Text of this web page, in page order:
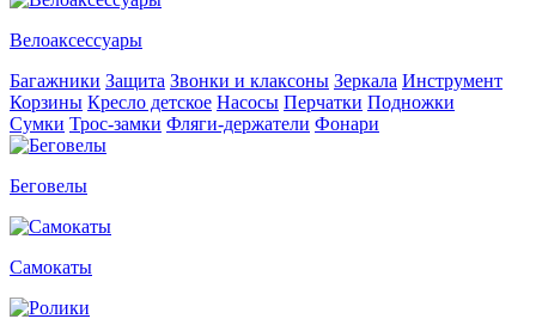
Велоаксессуары
Багажники Защита Звонки и клаксоны Зеркала Инструмент
Корзины Кресло детское Насосы Перчатки Подножки
Сумки Трос-замки Фляги-держатели Фонари
Беговелы
Самокаты